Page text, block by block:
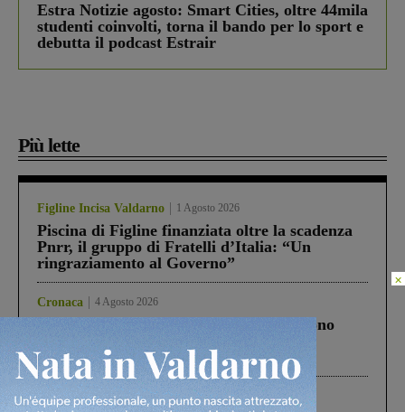
Estra Notizie agosto: Smart Cities, oltre 44mila
studenti coinvolti, torna il bando per lo sport e
debutta il podcast Estrair
Più lette
Figline Incisa Valdarno 1 Agosto 2026
Piscina di Figline finanziata oltre la scadenza
Pnrr, il gruppo di Fratelli d’Italia: “Un
ringraziamento al Governo”
Cronaca 4 Agosto 2026
Un anno fa la strage in A1 in cui morirono
Gianni, Giulia e Franco. Lo schianto, il
processo, lo stop ai sorpassi fra tir....
Cronaca 3 Agosto 2026
×